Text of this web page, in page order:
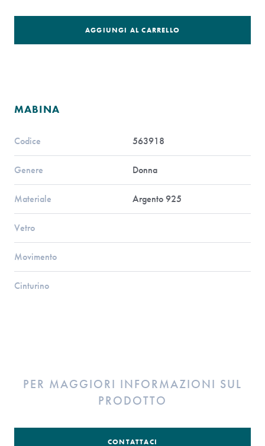
AGGIUNGI AL CARRELLO
MABINA
Codice 563918
Genere Donna
Materiale Argento 925
Vetro
Movimento
Cinturino
PER MAGGIORI INFORMAZIONI SUL
PRODOTTO
CONTATTACI